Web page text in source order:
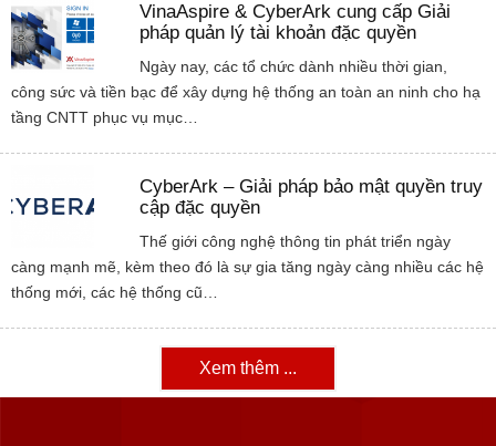
VinaAspire & CyberArk cung cấp Giải
pháp quản lý tài khoản đặc quyền
Ngày nay, các tổ chức dành nhiều thời gian,
công sức và tiền bạc để xây dựng hệ thống an toàn an ninh cho hạ
tầng CNTT phục vụ mục…
CyberArk – Giải pháp bảo mật quyền truy
cập đặc quyền
Thế giới công nghệ thông tin phát triển ngày
càng mạnh mẽ, kèm theo đó là sự gia tăng ngày càng nhiều các hệ
thống mới, các hệ thống cũ…
Xem thêm ...